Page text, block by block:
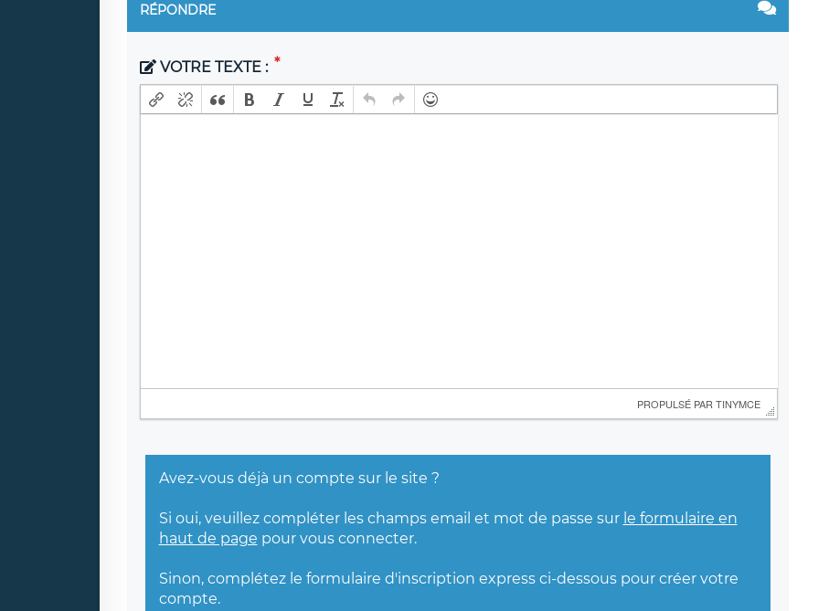
RÉPONDRE
VOTRE TEXTE :
PROPULSÉ PAR TINYMCE
Avez-vous déjà un compte sur le site ?
Si oui, veuillez compléter les champs email et mot de passe sur le formulaire en
haut de page pour vous connecter.
Sinon, complétez le formulaire d'inscription express ci-dessous pour créer votre
compte.